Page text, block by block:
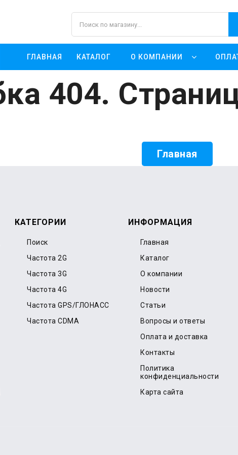
ГЛАВНАЯ КАТАЛОГ О КОМПАНИИ
404.
Главная
КАТЕГОРИИ
Поиск
Частота 2G
Частота 3G
Частота 4G
Частота GPS/ГЛОНАСС
Частота CDMA
ИНФОРМАЦИЯ
Главная
Каталог
О компании
Новости
Статьи
Вопросы и ответы
Оплата и доставка
Контакты
Политика
конфиденциальности
Карта сайта